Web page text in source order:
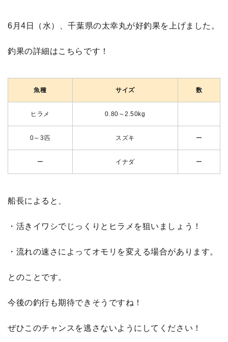
6月4日（水）、千葉県の太幸丸が好釣果を上げました。
釣果の詳細はこちらです！
魚種 サイズ 数
ヒラメ 0.80～2.50kg
0～3匹 スズキ ー
ー イナダ ー
船長によると、
・活きイワシでじっくりとヒラメを狙いましょう！
・流れの速さによってオモリを変える場合があります。
とのことです。
今後の釣行も期待できそうですね！
ぜひこのチャンスを逃さないようにしてください！